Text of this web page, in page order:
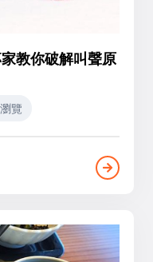
教你破解叫聲原
覽